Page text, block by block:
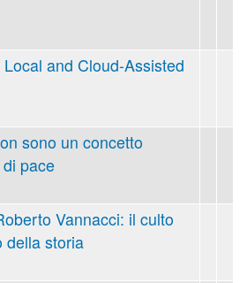
and Cloud-Assisted
sono un concetto
pace
Vannacci: il culto
della storia